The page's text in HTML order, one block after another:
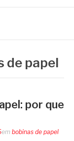
de papel
por que
em bobinas de papel